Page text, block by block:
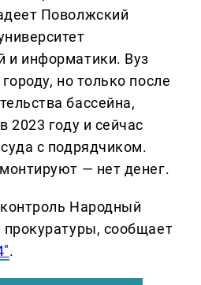
Поволжский
и информатики. Вуз
но только после
бассейна,
2023 году и сейчас
с подрядчиком.
— нет денег.
Народный
прокуратуры, сообщает
.